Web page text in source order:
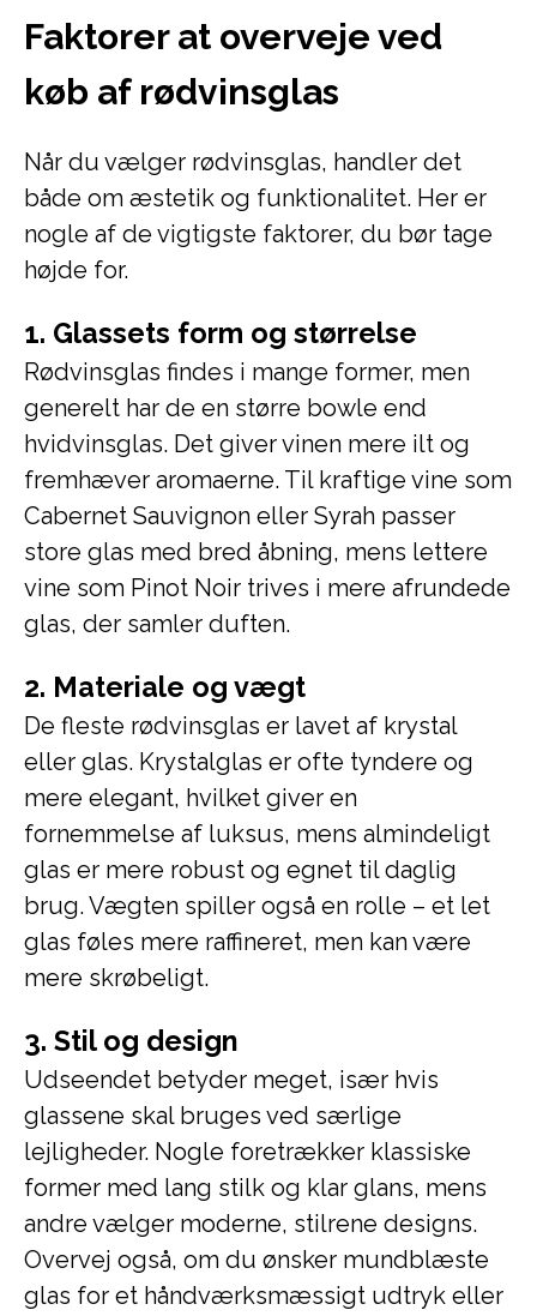
Faktorer at overveje ved
køb af rødvinsglas
Når du vælger rødvinsglas, handler det
både om æstetik og funktionalitet. Her er
nogle af de vigtigste faktorer, du bør tage
højde for.
1. Glassets form og størrelse
Rødvinsglas findes i mange former, men
generelt har de en større bowle end
hvidvinsglas. Det giver vinen mere ilt og
fremhæver aromaerne. Til kraftige vine som
Cabernet Sauvignon eller Syrah passer
store glas med bred åbning, mens lettere
vine som Pinot Noir trives i mere afrundede
glas, der samler duften.
2. Materiale og vægt
De fleste rødvinsglas er lavet af krystal
eller glas. Krystalglas er ofte tyndere og
mere elegant, hvilket giver en
fornemmelse af luksus, mens almindeligt
glas er mere robust og egnet til daglig
brug. Vægten spiller også en rolle – et let
glas føles mere raffineret, men kan være
mere skrøbeligt.
3. Stil og design
Udseendet betyder meget, især hvis
glassene skal bruges ved særlige
lejligheder. Nogle foretrækker klassiske
former med lang stilk og klar glans, mens
andre vælger moderne, stilrene designs.
Overvej også, om du ønsker mundblæste
glas for et håndværksmæssigt udtryk eller